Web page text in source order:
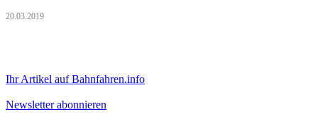
20.03.2019
Ihr Artikel auf Bahnfahren.info
Newsletter abonnieren